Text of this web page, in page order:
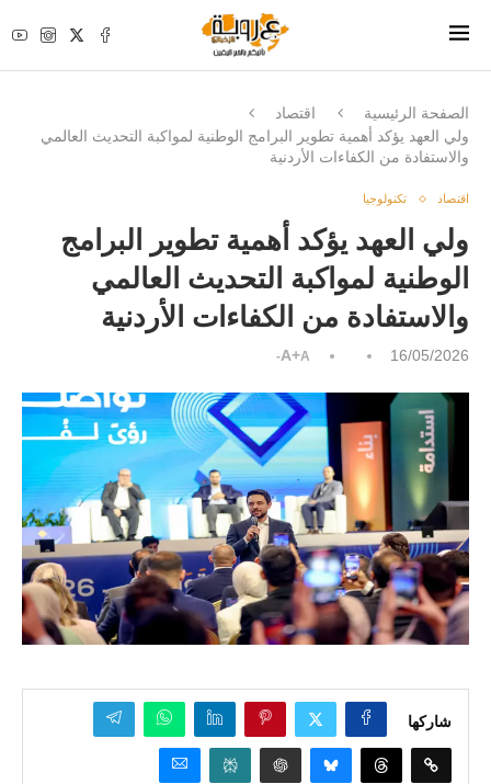
الصفحة الرئيسية
اقتصاد
ولي العهد يؤكد أهمية تطوير البرامج الوطنية لمواكبة التحديث العالمي
والاستفادة من الكفاءات الأردنية
اقتصاد تكنولوجيا
ولي العهد يؤكد أهمية تطوير البرامج
الوطنية لمواكبة التحديث العالمي
والاستفادة من الكفاءات الأردنية
16/05/2026
A+A-
شاركها